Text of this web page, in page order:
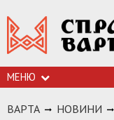
МЕНЮ
ВАРТА НОВИНИ